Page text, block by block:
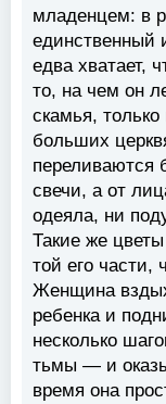
младенцем: в
единственный
едва хватает,
то, на чем он
скамья,
больших
переливаются
свечи, а от
одеяла, ни
Такие же
той его части,
Женщина
ребенка и
несколько
тьмы — и
время она